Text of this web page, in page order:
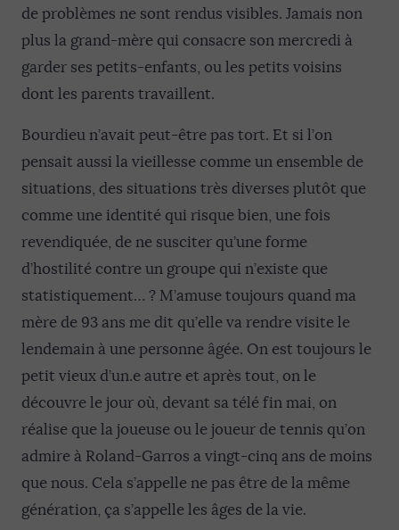
de problèmes ne sont rendus visibles. Jamais non
plus la grand-mère qui consacre son mercredi à
garder ses petits-enfants, ou les petits voisins
dont les parents travaillent.
Bourdieu n’avait peut-être pas tort. Et si l’on
pensait aussi la vieillesse comme un ensemble de
situations, des situations très diverses plutôt que
comme une identité qui risque bien, une fois
revendiquée, de ne susciter qu’une forme
d’hostilité contre un groupe qui n’existe que
statistiquement… ? M’amuse toujours quand ma
mère de 93 ans me dit qu’elle va rendre visite le
lendemain à une personne âgée. On est toujours le
petit vieux d’un.e autre et après tout, on le
découvre le jour où, devant sa télé fin mai, on
réalise que la joueuse ou le joueur de tennis qu’on
admire à Roland-Garros a vingt-cinq ans de moins
que nous. Cela s’appelle ne pas être de la même
génération, ça s’appelle les âges de la vie.